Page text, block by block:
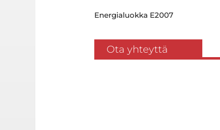
Energialuokka E2007
Ota yhteyttä